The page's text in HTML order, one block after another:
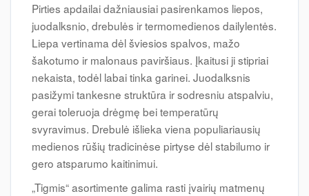
Pirties apdailai dažniausiai pasirenkamos liepos,
juodalksnio, drebulės ir termomedienos dailylentės.
Liepa vertinama dėl šviesios spalvos, mažo
šakotumo ir malonaus paviršiaus. Įkaitusi ji stipriai
nekaista, todėl labai tinka garinei. Juodalksnis
pasižymi tankesne struktūra ir sodresniu atspalviu,
gerai toleruoja drėgmę bei temperatūrų
svyravimus. Drebulė išlieka viena populiariausių
medienos rūšių tradicinėse pirtyse dėl stabilumo ir
gero atsparumo kaitinimui.
„Tigmis“ asortimente galima rasti įvairių matmenų